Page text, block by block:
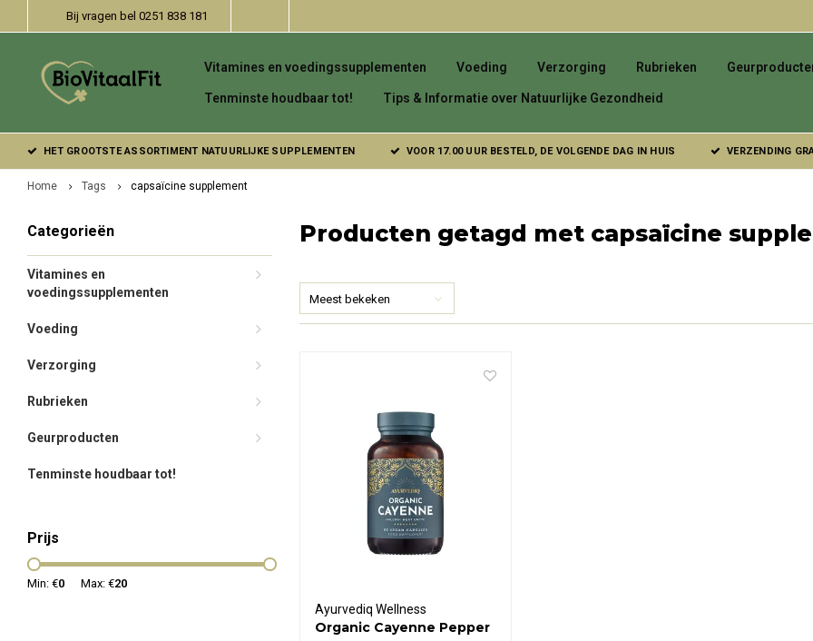
Bij vragen bel 0251 838 181
Vitamines en voedingssupplementen Voeding Verzorging Rubrieken
Tenminste houdbaar tot! Tips & Informatie over Natuurlijke Gezondheid
HET GROOTSTE ASSORTIMENT NATUURLIJKE SUPPLEMENTEN VOOR 17.00 UUR BESTELD, DE VOLGENDE DAG IN HUIS VERZENDING
Home Tags capsaïcine supplement
Categorieën
Vitamines en
voedingssupplementen
Voeding
Verzorging
Rubrieken
Geurproducten
Tenminste houdbaar tot!
Prijs
Min: €0 Max: €20
Producten getagd met capsaïcine
Meest bekeken
Ayurvediq Wellness
Organic Cayenne Pepper